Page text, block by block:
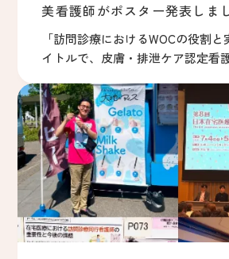
美看護師がポスター発表しま
「訪問診療におけるWOCの役割
イトルで、皮膚・排泄ケア認定看